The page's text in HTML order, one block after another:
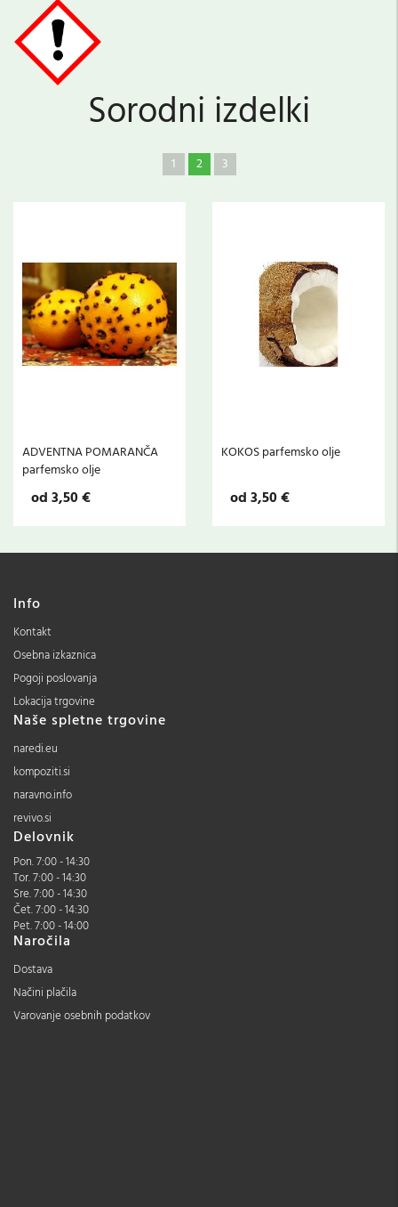
Sorodni izdelki
1 2 3
ADVENTNA POMARANČA
parfemsko olje
od 3,50 €
KOKOS parfemsko olje
od 3,50 €
Info
Kontakt
Osebna izkaznica
Pogoji poslovanja
Lokacija trgovine
Naše spletne trgovine
naredi.eu
kompoziti.si
naravno.info
revivo.si
Delovnik
Pon. 7:00 - 14:30
Tor. 7:00 - 14:30
Sre. 7:00 - 14:30
Čet. 7:00 - 14:30
Pet. 7:00 - 14:00
Naročila
Dostava
Načini plačila
Varovanje osebnih podatkov